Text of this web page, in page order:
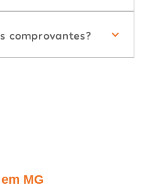
comprovantes?
MG